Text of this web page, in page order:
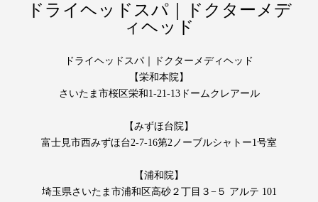
ドライヘッドスパ｜ドクターメデ
ィヘッド
ドライヘッドスパ｜ドクターメディヘッド
【栄和本院】
さいたま市桜区栄和1-21-13ドームクレアール
【みずほ台院】
富士見市西みずほ台2-7-16第2ノーブルシャトー1号室
【浦和院】
埼玉県さいたま市浦和区高砂２丁目３−５ アルテ 101